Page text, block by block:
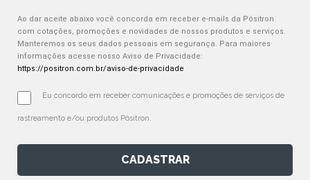
Ao dar aceite abaixo você concorda em receber e-mails da Pósitron
com cotações, promoções e novidades de nossos produtos e serviços.
Manteremos os seus dados pessoais em segurança. Para maiores
informações acesse nosso Aviso de Privacidade:
https://positron.com.br/aviso-de-privacidade
Eu concordo em receber comunicações e promoções de serviços de
rastreamento e/ou produtos Pósitron.
CADASTRAR